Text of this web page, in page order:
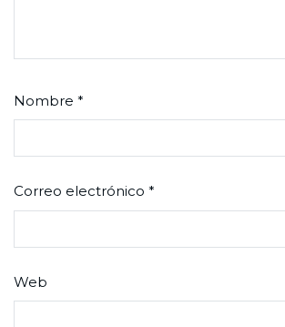
Nombre *
Correo electrónico *
Web